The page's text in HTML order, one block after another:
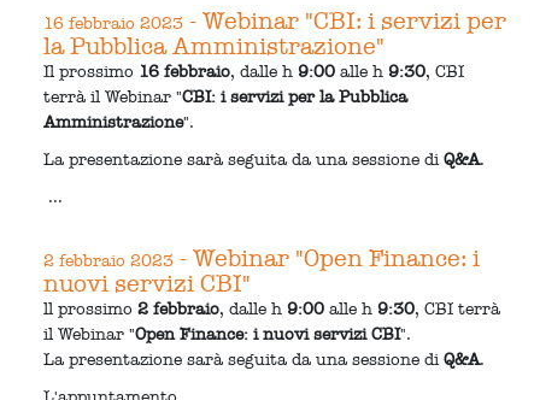
16 febbraio 2023 - Webinar "CBI: i servizi per
la Pubblica Amministrazione"
Il prossimo 16 febbraio, dalle h9:00 alle h9:30, CBI
terrà il Webinar "CBI: i servizi per la Pubblica
Amministrazione".
La presentazione sarà seguita da una sessione diQ&A.
...
2 febbraio 2023 - Webinar "Open Finance: i
nuovi servizi CBI"
ll prossimo2 febbraio, dalle h9:00 alle h9:30, CBI terrà
il Webinar "Open Finance: i nuovi servizi CBI".
La presentazione sarà seguita da una sessione diQ&A.